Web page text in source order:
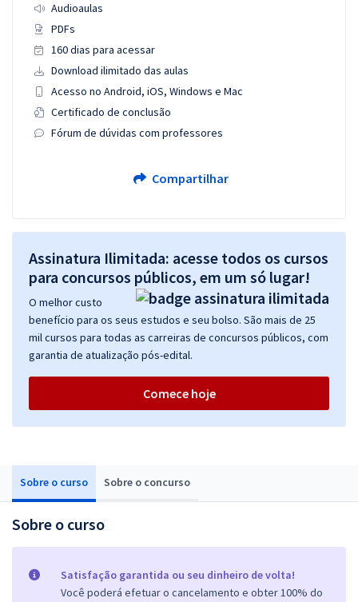
Sobre o curso Sobre o concurso
Sobre o curso
Satisfação garantida ou seu dinheiro de volta!
Você poderá efetuar o cancelamento e obter 100% do
Audioaulas
PDFs
160 dias para acessar
Download ilimitado das aulas
Acesso no Android, iOS, Windows e Mac
Certificado de conclusão
Fórum de dúvidas com professores
Compartilhar
Assinatura Ilimitada: acesse todos os cursos
para concursos públicos, em um só lugar!
O melhor custo
benefício para os seus estudos e seu bolso. São mais de 25
mil cursos para todas as carreiras de concursos públicos, com
garantia de atualização pós-edital.
Comece hoje